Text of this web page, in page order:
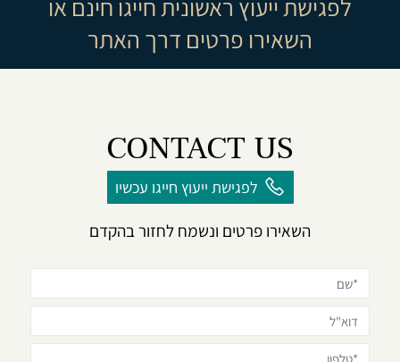
לפגישת ייעוץ ראשונית חייגו חינם או
השאירו פרטים דרך האתר
CONTACT US
לפגישת ייעוץ חייגו עכשיו
השאירו פרטים ונשמח לחזור בהקדם